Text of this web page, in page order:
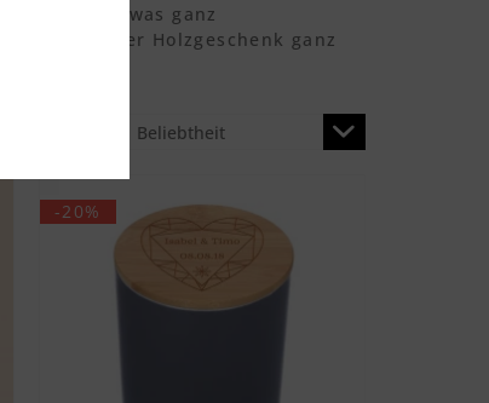
noch etwas ganz
unserer Holzgeschenk ganz
-20%